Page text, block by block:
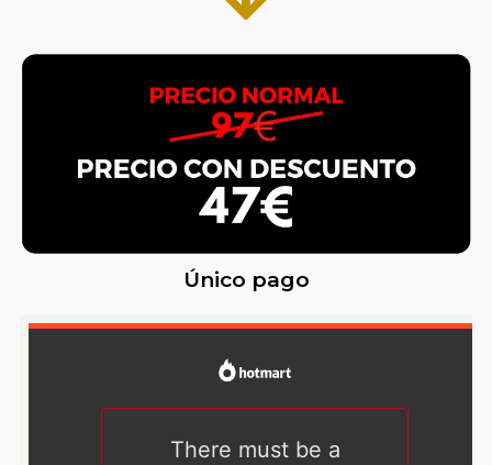
Único pago